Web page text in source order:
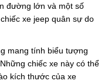
đường lớn và một số
xe jeep quân sự do
mang tính biểu tượng
chiếc xe này có thể
kích thước của xe